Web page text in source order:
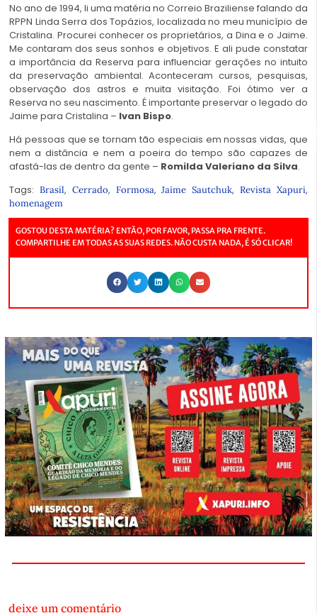
No ano de 1994, li uma matéria no Correio Braziliense falando da
RPPN Linda Serra dos Topázios, localizada no meu município de
Cristalina. Procurei conhecer os proprietários, a Dina e o Jaime.
Me contaram dos seus sonhos e objetivos. E ali pude constatar
a importância da Reserva para influenciar gerações no intuito
da preservação ambiental. Aconteceram cursos, pesquisas,
observação dos astros e muita visitação. Foi ótimo ver a
Reserva no seu nascimento. É importante preservar o legado do
Jaime para Cristalina – Ivan Bispo.
Há pessoas que se tornam tão especiais em nossas vidas, que
nem a distância e nem a poeira do tempo são capazes de
afastá-las de dentro da gente – Romilda Valeriano da Silva.
Tags: Brasil, Cerrado, Formosa,Jaime Sautchuk,Revista Xapuri,
homenagem
GOSTOU DESTA MATÉRIA? ENTÃO, POR FAVOR, PASSA PRA FRENTE.
COMPARTILHE EM TODAS AS SUAS REDES. NÃO CUSTA NADA, É SÓ CLICAR!
deixe um comentário